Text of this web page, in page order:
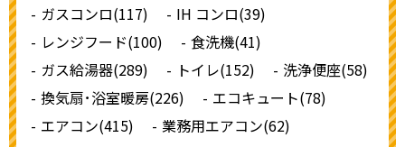
ガスコンロ(117)
IH コンロ(39)
レンジフード(100)
食洗機(41)
ガス給湯器(289)
トイレ(152)
洗浄便座(58)
換気扇･浴室暖房(226)
エコキュート(78)
エアコン(415)
業務用エアコン(62)